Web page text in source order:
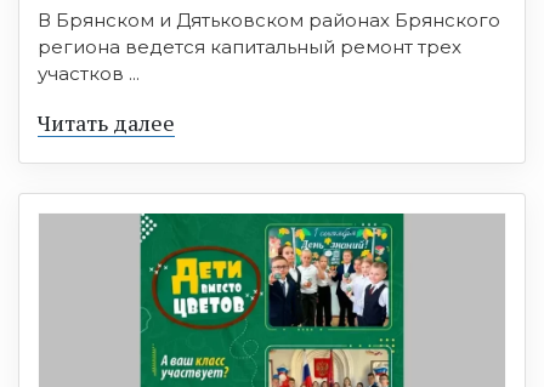
В Брянском и Дятьковском районах Брянского
региона ведется капитальный ремонт трех
участков ...
Читать далее